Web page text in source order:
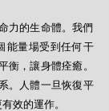
力的生命體。我們
能量場受到任何干
，讓身體痊癒。
。人體一旦恢復平
效的運作。